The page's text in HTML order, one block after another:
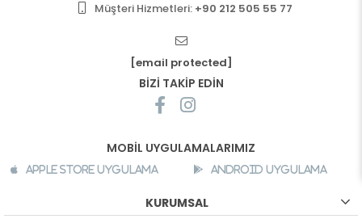
Müşteri Hizmetleri: +90 212 505 55 77
[email protected]
BİZİ TAKİP EDİN
MOBİL UYGULAMALARIMIZ
Apple Store Uygulama Android Uygulama
KURUMSAL